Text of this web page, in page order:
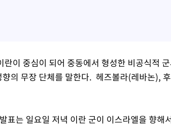
란이 중심이 되어 중동에서 형성한 비공식적
향의 무장 단체를 말한다. 헤즈볼라(레바논),
표는 일요일 저녁 이란 군이 이스라엘을 향해